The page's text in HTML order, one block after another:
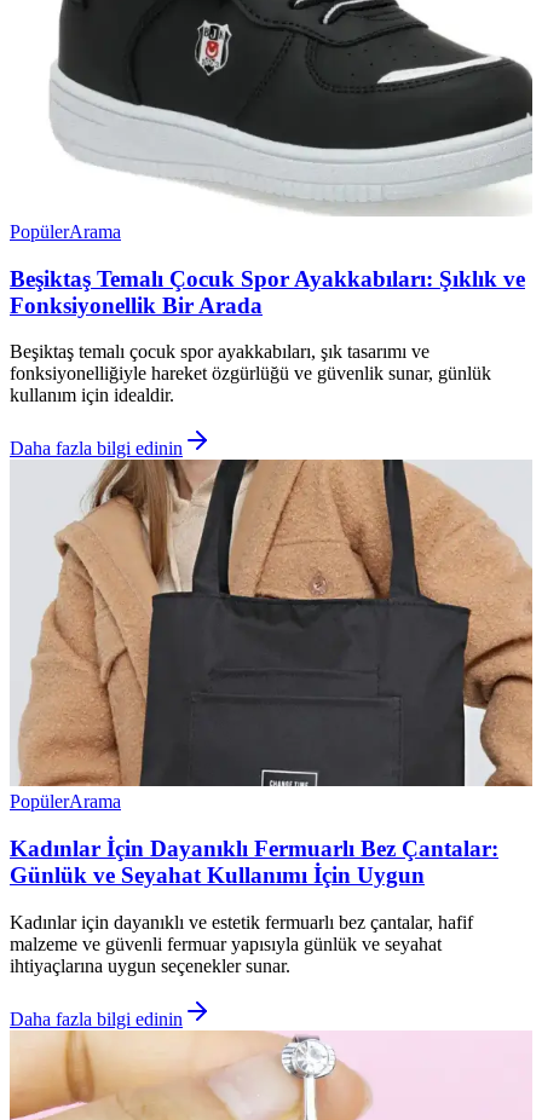
PopülerArama
Beşiktaş Temalı Çocuk Spor Ayakkabıları: Şıklık ve
Fonksiyonellik Bir Arada
Beşiktaş temalı çocuk spor ayakkabıları, şık tasarımı ve
fonksiyonelliğiyle hareket özgürlüğü ve güvenlik sunar, günlük
kullanım için idealdir.
Daha fazla bilgi edinin
PopülerArama
Kadınlar İçin Dayanıklı Fermuarlı Bez Çantalar:
Günlük ve Seyahat Kullanımı İçin Uygun
Kadınlar için dayanıklı ve estetik fermuarlı bez çantalar, hafif
malzeme ve güvenli fermuar yapısıyla günlük ve seyahat
ihtiyaçlarına uygun seçenekler sunar.
Daha fazla bilgi edinin